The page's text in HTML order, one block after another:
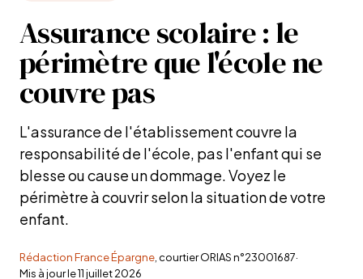
Assurance scolaire : le
périmètre que l'école ne
couvre pas
L'assurance de l'établissement couvre la
responsabilité de l'école, pas l'enfant qui se
blesse ou cause un dommage. Voyez le
périmètre à couvrir selon la situation de votre
enfant.
Rédaction France Épargne , courtier ORIAS n°23001687·
Mis à jour le11 juillet 2026